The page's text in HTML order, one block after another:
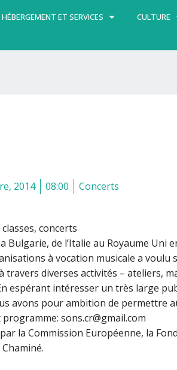
HÉBERGEMENT ET SERVICES CULTURE
2014 08:00 Concerts
concerts
Bulgarie, de l’Italie au Royaume
à vocation musicale a
travers diverses activités – ateliers,
espérant intéresser un très large
avons pour ambition de permettre
sons.cr@gmail.com
la Commission Européenne, la